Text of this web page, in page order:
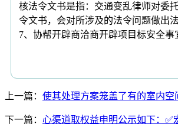
核法令文书是指：交通变乱律师对委
令文书，会对所涉及的法令问题做出
7、协帮开辟商洽商开辟项目标安全事
上一篇： 使其处理方案笼盖了有的室内空
下一篇： 心渠道取权益申明公示如下：✅